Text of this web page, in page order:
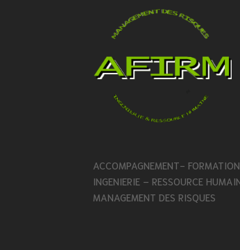
ACCOMPAGNEMENT-
INGENIERIE – RESSOURCE
MANAGEMENT DES RISQUES